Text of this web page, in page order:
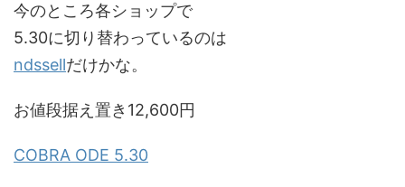
今のところ各ショップで
5.30に切り替わっているのは
ndssellだけかな。
お値段据え置き12,600円
COBRA ODE 5.30